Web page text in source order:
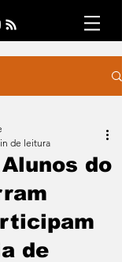
do
de
de leitura